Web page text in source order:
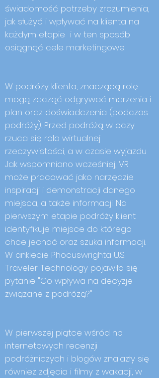
świadomość potrzeby zrozumienia,
jak służyć i wpływać na klienta na
każdym etapie i w ten sposób
osiągnąć cele marketingowe.​
W podróży klienta, znaczącą rolę
mogą zacząć odgrywać marzenia i
plan oraz doświadczenia (podczas
podróży). Przed podróżą w oczy
rzuca się rola wirtualnej
rzeczywistości, a w czasie wyjazdu
Jak wspomniano wcześniej, VR
może pracować jako narzędzie
inspiracji i demonstracji danego
miejsca, a także informacji. Na
pierwszym etapie podróży klient
identyfikuje miejsce do którego
chce jechać oraz szuka informacji.
W ankiecie Phocuswrighta U.S.
Traveler Technology pojawiło się
pytanie "Co wpływa na decyzje
związane z podróżą?"
W pierwszej piątce wśród np.
internetowych recenzji
podróżniczych i blogów znalazły się
również zdjęcia i filmy z wakacji, w